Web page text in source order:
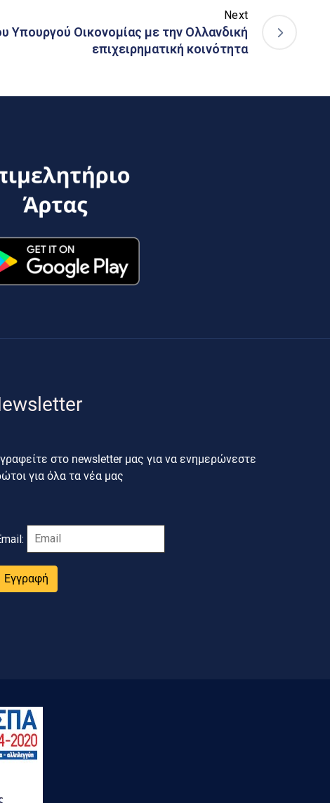
Next
Υπουργού Οικονομίας με την Ολλανδική
επιχειρηματική κοινότητα
στο newsletter μας για να ενημερώνεστε
για όλα τα νέα μας
Εγγραφή